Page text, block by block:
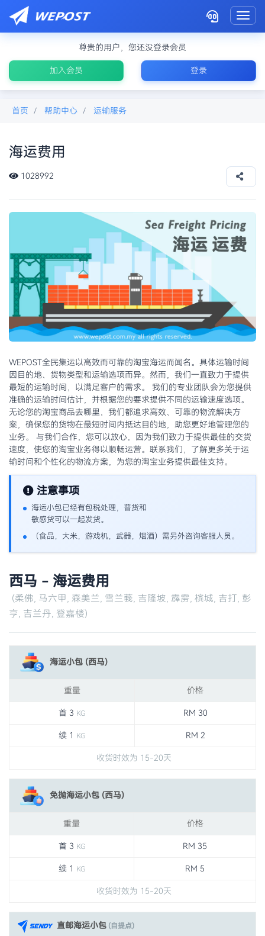
尊贵的用户，您还没登录会员
加入会员 登录
首页 帮助中心 运输服务
海运费用
1028992
WEPOST全民集运以高效而可靠的淘宝海运而闻名。具体运输时间
因目的地、货物类型和运输选项而异。然而，我们一直致力于提供
最短的运输时间，以满足客户的需求。 我们的专业团队会为您提供
准确的运输时间估计，并根据您的要求提供不同的运输速度选项。
无论您的淘宝商品去哪里，我们都追求高效、可靠的物流解决方
案，确保您的货物在最短时间内抵达目的地，助您更好地管理您的
业务。 与我们合作，您可以放心，因为我们致力于提供最佳的交货
速度，使您的淘宝业务得以顺畅运营。联系我们，了解更多关于运
输时间和个性化的物流方案，为您的淘宝业务提供最佳支持。
注意事项
海运小包已经有包税处理，普货和
敏感货可以一起发货。
（食品，大米，游戏机，武器，烟酒）需另外咨询客服人员。
西马 - 海运费用
(柔佛, 马六甲, 森美兰, 雪兰莪, 吉隆坡, 霹雳, 槟城, 吉打, 彭
亨, 吉兰丹, 登嘉楼)
海运小包 (西马)
重量 价格
首 3 KG RM 30
续 1 KG RM 2
收货时效为 15-20天
免抛海运小包 (西马)
重量 价格
首 3 KG RM 35
续 1 KG RM 5
收货时效为 15-20天
直邮海运小包 (自提点)